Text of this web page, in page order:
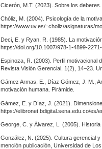
Cicerón, M.T. (2023). Sobre los
Chóliz, M. (2004). Psicología de la
https://www.uv.es/=choliz/asignaturas/
Deci, E. y Ryan, R. (1985). La
https://doi.org/10.1007/978-1-4899-
Espinoza, R. (2003). Perfil motivacional
Revista Visión Gerencial, 1(2), 14–23.
Gámez Armas, E., Díaz Gómez, J. M.,
motivación humana. Pirámide.
Gámez, E. y Díaz, J. (2021).
https://elibronet.bdigital.sena.edu.co/es/
George, C. y Álvarez, L. (2005).
González, N. (2025). Cultura gerencial
mención publicación, Universidad de Los